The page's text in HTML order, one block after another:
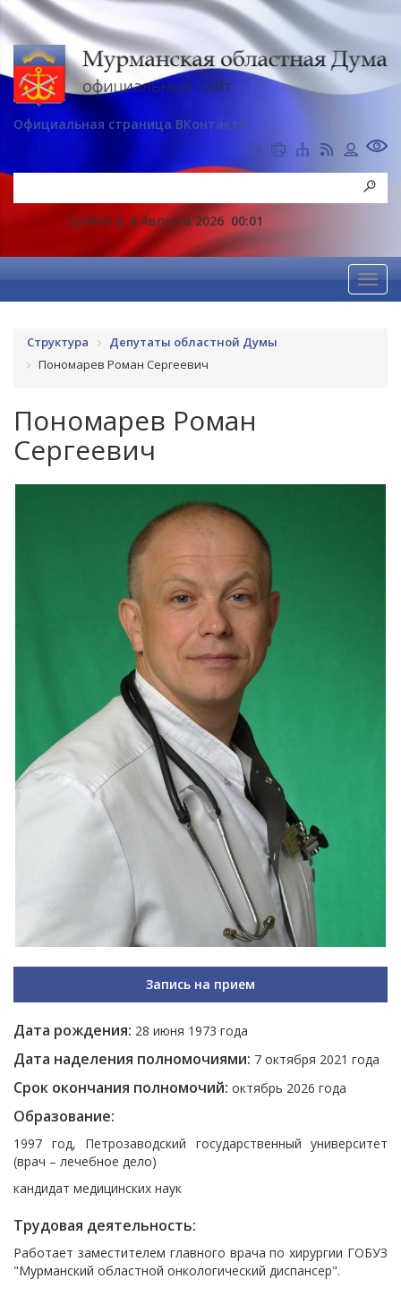
Официальная страница ВКонтакте
Суббота, 8 Августа 2026 00:01
Структура
Депутаты областной Думы
Пономарев Роман Сергеевич
Пономарев Роман
Сергеевич
Запись на прием
Дата рождения: 28 июня 1973 года
Дата наделения полномочиями: 7 октября 2021 года
Срок окончания полномочий: октябрь 2026 года
Образование:
1997 год, Петрозаводский государственный университет
(врач – лечебное дело)
кандидат медицинских наук
Трудовая деятельность:
Работает заместителем главного врача по хирургии ГОБУЗ
"Мурманский областной онкологический диспансер".